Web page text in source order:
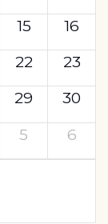
15
16
22
23
29
30
5 6